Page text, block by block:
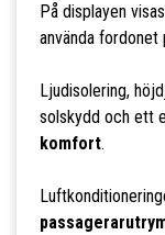
På displayen
använda
Ljudisolering,
solskydd och ett
komfort.